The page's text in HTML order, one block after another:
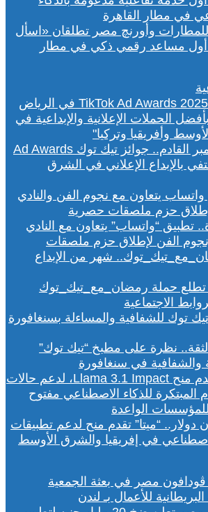
للمطارات وأورنچ مصر تطلقان «اسأل
مساعد رقمي ذكي في مطار
في ديسمبر القادم.. جوائز تيك توك Ad Awards
تحتفي بالإبداع الإعلاني في الشرق
تطبيق “واتساب” يتعاون مع النادي
الفن لإطلاق حزم ملصقات
تطلع حملة رمضان_مع_تيك_توك
الاجتماعية
نظرة على مطبخ “تيك توك”
والشفافية في سنغافورة
دولار.. “ميتا” تقدم منح لدعم تطبيقات
في إفريقيا والشرق الأوسط